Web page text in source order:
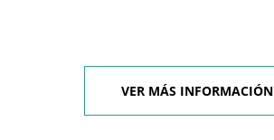
VER MÁS INFORMACIÓN